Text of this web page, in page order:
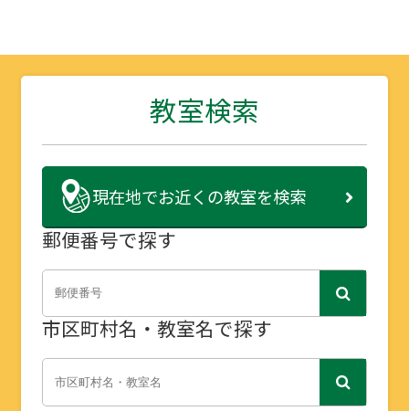
教室検索
現在地でお近くの教室を検索
郵便番号で探す
市区町村名・教室名で探す